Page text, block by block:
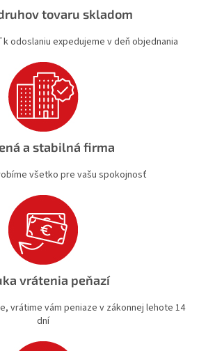
k
v
p
i
s
u
tovaru skladom
odoslaniu expedujeme v deň objednania
a stabilná firma
všetko pre vašu spokojnosť
vrátenia peňazí
vrátime vám peniaze v zákonnej lehote 14
dní